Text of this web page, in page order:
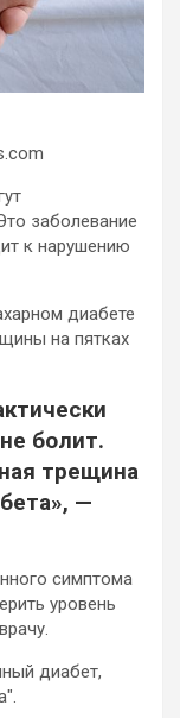
заболевание
к нарушению
диабете
на пятках
болит.
трещина
—
симптома
уровень
диабет,